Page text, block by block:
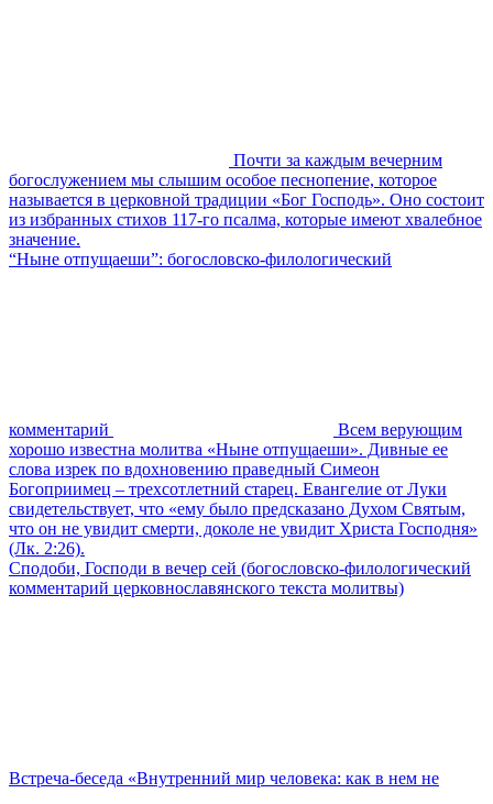
Почти за каждым вечерним
богослужением мы слышим особое песнопение, которое
называется в церковной традиции «Бог Господь». Оно состоит
из избранных стихов 117-го псалма, которые имеют хвалебное
значение.
“Ныне отпущаеши”: богословско-филологический
комментарий
Всем верующим
хорошо известна молитва «Ныне отпущаеши». Дивные ее
слова изрек по вдохновению праведный Симеон
Богоприимец – трехсотлетний старец. Евангелие от Луки
свидетельствует, что «ему было предсказано Духом Святым,
что он не увидит смерти, доколе не увидит Христа Господня»
(Лк. 2:26).
Сподоби, Господи в вечер сей (богословско-филологический
комментарий церковнославянского текста молитвы)
Встреча-беседа «Внутренний мир человека: как в нем не